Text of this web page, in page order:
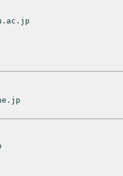
u.ac.jp